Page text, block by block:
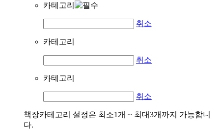
카테고리
취소
카테고리
취소
카테고리
취소
책장카테고리 설정은 최소1개 ~ 최대3개까지 가능합니
다.